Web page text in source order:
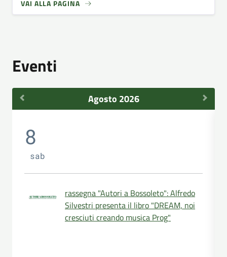
VAI ALLA PAGINA
Eventi
Agosto 2026
8
sab
rassegna "Autori a Bossoleto": Alfredo
Silvestri presenta il libro "DREAM, noi
cresciuti creando musica Prog"